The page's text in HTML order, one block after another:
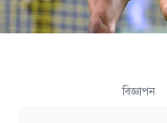
বিজ্ঞাপন